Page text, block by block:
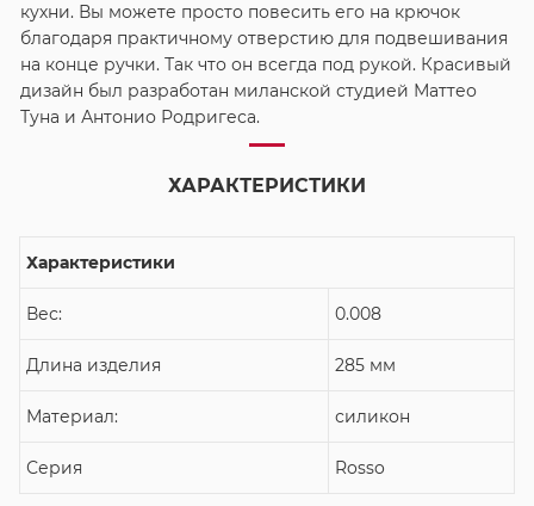
кухни. Вы можете просто повесить его на крючок
благодаря практичному отверстию для подвешивания
на конце ручки. Так что он всегда под рукой. Красивый
дизайн был разработан миланской студией Маттео
Туна и Антонио Родригеса.
ХАРАКТЕРИСТИКИ
Характеристики
Вес: 0.008
Длина изделия 285 мм
Материал: силикон
Серия Rosso